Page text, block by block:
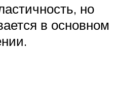
но
в основном